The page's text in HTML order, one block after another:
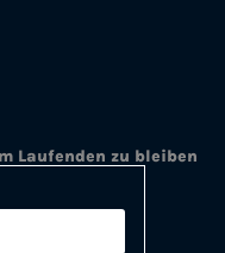
Laufenden zu bleiben